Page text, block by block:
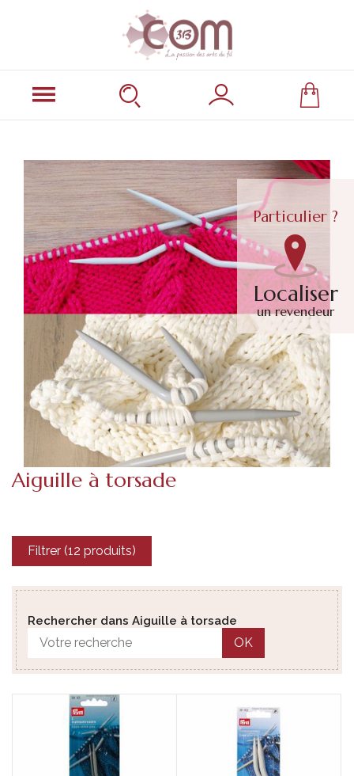
Particulier ?
Localiser
un revendeur
Aiguille à torsade
Filtrer (12 produits)
Rechercher dans Aiguille à torsade
OK